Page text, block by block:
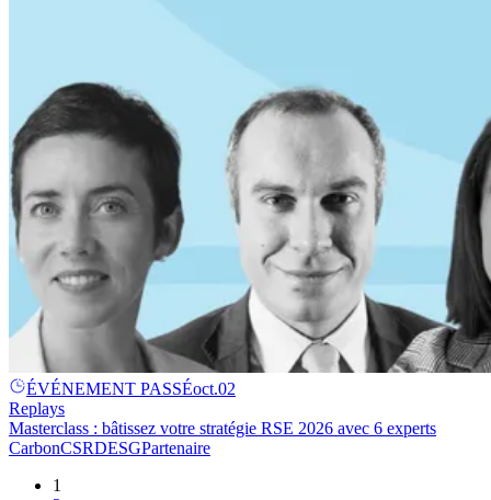
ÉVÉNEMENT PASSÉoct.02
Replays
Masterclass : bâtissez votre stratégie RSE 2026 avec 6 experts
CarbonCSRDESGPartenaire
1